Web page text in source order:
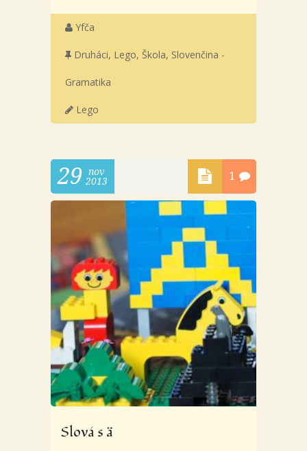
Yfča
Druháci, Lego, Škola, Slovenčina -
Gramatika
Lego
29 nov
2013
1
Slová s ä